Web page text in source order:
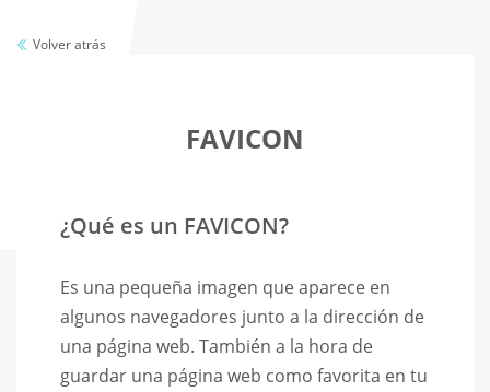
Volver atrás
FAVICON
¿Qué es un FAVICON?
Es una pequeña imagen que aparece en
algunos navegadores junto a la dirección de
una página web. También a la hora de
guardar una página web como favorita en tu